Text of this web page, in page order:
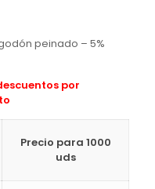
peinado – 5%
por
Precio para 1000
uds